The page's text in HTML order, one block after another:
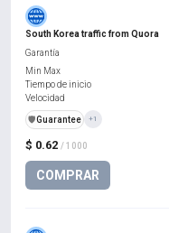
South Korea traffic from Quora
$ 0.62 / 1000
COMPRAR
Garantía
Min Max
Tiempo de inicio
Velocidad
️🛡️Guarantee +1